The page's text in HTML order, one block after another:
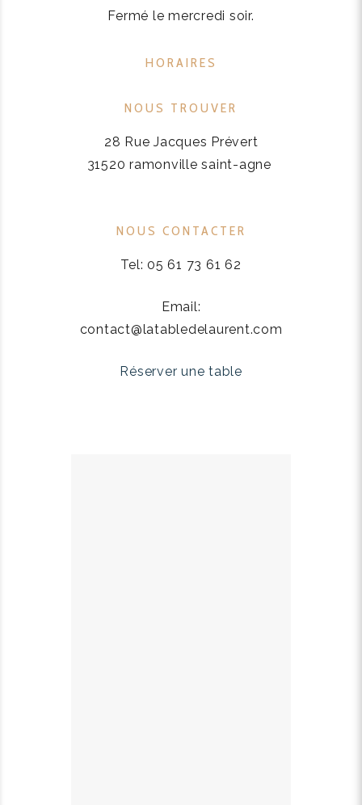
Fermé le mercredi soir.
HORAIRES
NOUS TROUVER
28 Rue Jacques Prévert
31520 ramonville saint-agne
NOUS CONTACTER
Tel: 05 61 73 61 62
Email:
contact@latabledelaurent.com
Réserver une table